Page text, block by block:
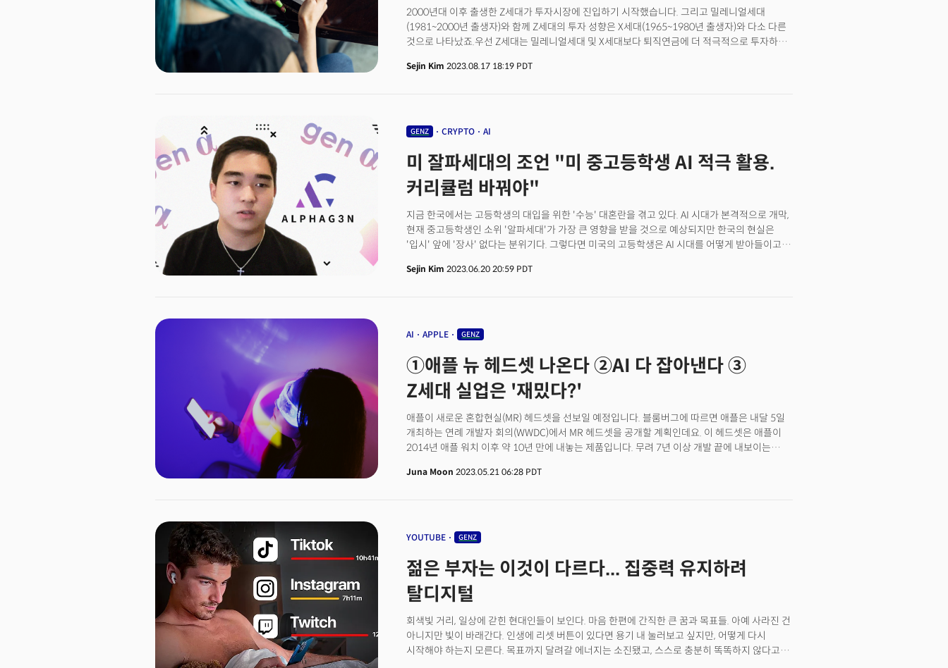
2000년대 이후 출생한 Z세대가 투자시장에 진입하기 시작했습니다. 그리고 밀레니얼세대
(1981~2000년 출생자)와 함께 Z세대의 투자 성향은 X세대(1965~1980년 출생자)와 다소 다른
것으로 나타났죠.우선 Z세대는 밀레니얼세대 및 X세대보다 퇴직연금에 더 적극적으로 투자하고
은퇴플랜인 401(k)에 납입된 금액이 전체적으로 2.2% 줄었습니다. 하지만 Z세대에게서는
암호화폐 투자 비율도 높습니다. 미국 금융산업규제국(FINRA), CFA연구소(CFA Institute)
35%가 뮤추얼펀드에 투자했습니다. 밀레니얼세대에서는 57%가 암호화폐를, 38%가 개별
주식을, 43%가 뮤추얼펀드에 투자했다고 답했죠. X세대는 암호화폐를 소유한 비중이 39%로
가장 낮았습니다. 반면 개별주식은 43%, 뮤추얼펀드는 47%로 가장 높은 비중을 차지했죠. 👉
여기서도 변화가 감지됩니다. Z세대 투자자의 48%, 밀레니얼세대의 42%가 소셜미디어(SNS)
에서 정보를 얻습니다. 반면 X세대는 26%만이 SNS에서 정보를 얻죠.스스로 키워드를
인터넷에서 검색하거나 웹사이트를 참조하는 비중은 X세대가 53%로 제일 높았습니다.
밀레니얼 세대는 49%가 Z세대는 47%였죠. 눈에 띄는 점은 Z세대는 부모와 친척 등 조언을
적극적으로 참조한다는 점입니다. Z세대의 45%가 이들의 조언을 참조한다고 밝혔습니다.
다양한 정보 소스를 참조하며 적극적으로 금융시장에 진출하고 있다”면서 “이들의 투자 결정을
Sejin Kim 2023.08.17 18:19 PDT
GENZ CRYPTO AI
미 잘파세대의 조언 "미 중고등학생 AI 적극 활용.
커리큘럼 바꿔야"
지금 한국에서는 고등학생의 대입을 위한 '수능' 대혼란을 겪고 있다. AI 시대가 본격적으로 개막,
현재 중고등학생인 소위 '알파세대'가 가장 큰 영향을 받을 것으로 예상되지만 한국의 현실은
'입시' 앞에 '장사' 없다는 분위기다. 그렇다면 미국의 고등학생은 AI 시대를 어떻게 받아들이고
조슈아 구(Joshua Koo)를 인터뷰했다.조슈아를 수식하는 첫번째 단어는 ‘잘파세대’다. 현재
떠오르는 세대로 주목받고 있다. 다양한 분야에서 두각을 나타내고 있기 때문이다.그는 촉망받는
인천글로벌캠퍼스(SCIGC) 소속 리서치 인턴을 했으며 미국 예비 대학생 대상 프로그래밍 대회인
미국컴퓨팅올림피아드(USACO)에서 가장 상위 등급인 플래티넘에 출전했다. 특히 인공지능(AI)
이나 웹3(블록체인, 암호화폐) 등 새롭게 부상하는 기술 분야에서도 왕성하게 활동하며 목소리를
28일부터 양일간 여는 '더웨이브 서울 2023' 컨퍼런스에서 조슈아 구 알파젠(ALPHAG3N)
창업자를 초청해 이 질문에 대한 답을 찾는다. 그는 29일 행사 전 더밀크와의 사전 인터뷰에서
“AI와 블록체인 사용은 막을 수 없는 흐름이다. 이미 많이 사용되고 있고 사용했는지 알아내는
것도 쉽지 않다”면서 “학부모와 선생님, 커리큘럼이 기술 친화적으로 빠르게 변해야 한다”고
Sejin Kim 2023.06.20 20:59 PDT
AI APPLE GENZ
①애플 뉴 헤드셋 나온다 ②AI 다 잡아낸다 ③
Z세대 실업은 '재밌다?'
애플이 새로운 혼합현실(MR) 헤드셋을 선보일 예정입니다. 블룸버그에 따르면 애플은 내달 5일
개최하는 연례 개발자 회의(WWDC)에서 MR 헤드셋을 공개할 계획인데요. 이 헤드셋은 애플이
2014년 애플 워치 이후 약 10년 만에 내놓는 제품입니다. 무려 7년 이상 개발 끝에 내보이는
경영진이 이 기기를 회의적으로 바라보고 있으며, 확신하지 못했다고 전했습니다. 애플은 MR
애플은 초기에 '하루 종일 착용할 수 있는 눈에 거슬리지 않는 안경'로 구상했으나, 현재 스키
불일치, 촉박한 출시 일정 등이 문제였는데요. 안경 형태의 기기는 앞으로 수 년 간의 개발 시간이
더 필요할 것으로 보입니다. 가격은 원가 수준으로 결정됐다고 전해졌습니다. 약 3천 달러(약
398만원)인데요. 애플은 MR 헤드셋 개발을 위해 수년간 매년 10억 달러 이상을 쏟아부은 것으로
어려울 수 있지만, 애플에게 맡겨야 한다. 그들은 이런 일에 능숙하다"고 전했습니다. 이전에
메타의 퀘스트, 마이크로소프트의 홀로렌즈 모두 아쉬운 결과를 냈는데요. 과연 혁신의 아이콘
애플의 뉴 헤드셋은 성공일까요? 실패작으로 끝날까요?
Juna Moon 2023.05.21 06:28 PDT
YOUTUBE GENZ
젊은 부자는 이것이 다르다... 집중력 유지하려
탈디지털
회색빛 거리, 일상에 갇힌 현대인들이 보인다. 마음 한편에 간직한 큰 꿈과 목표들. 아예 사라진 건
아니지만 빛이 바래간다. 인생에 리셋 버튼이 있다면 용기 내 눌러보고 싶지만, 어떻게 다시
시작해야 하는지 모른다. 목표까지 달려갈 에너지는 소진됐고, 스스로 충분히 똑똑하지 않다고